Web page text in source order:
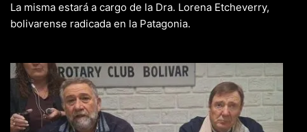
La misma estará a cargo de la Dra. Lorena Etcheverry,
bolivarense radicada en la Patagonia.